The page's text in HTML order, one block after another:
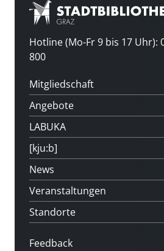
Hotline (Mo-Fr 9 bis 17 Uhr):
800
Mitgliedschaft
Angebote
LABUKA
[kju:b]
News
Veranstaltungen
Standorte
Feedback